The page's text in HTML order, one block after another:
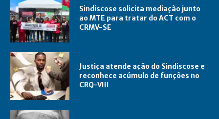
Sindiscose solicita mediação junto
ao MTE para tratar do ACT com o
CRMV-SE
Justiça atende ação do Sindiscose e
reconhece acúmulo de funções no
CRQ-VIII